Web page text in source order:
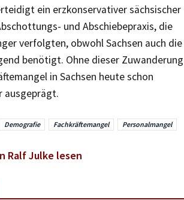
ein erzkonservativer sächsischer
und Abschiebepraxis, die
verfolgten, obwohl Sachsen auch die
benötigt. Ohne dieser Zuwanderung
in Sachsen heute schon
ausgeprägt.
Demografie Fachkräftemangel Personalmangel
Ralf Julke lesen